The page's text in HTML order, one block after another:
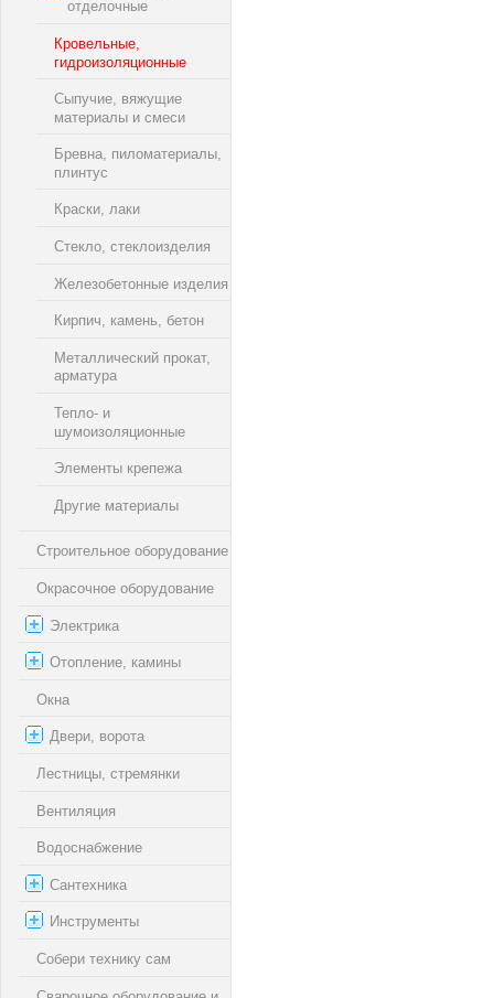
отделочные
Кровельные,
гидроизоляционные
Сыпучие, вяжущие
материалы и смеси
Бревна, пиломатериалы,
плинтус
Краски, лаки
Стекло, стеклоизделия
Железобетонные изделия
Кирпич, камень, бетон
Металлический прокат,
арматура
Тепло- и
шумоизоляционные
Элементы крепежа
Другие материалы
Строительное оборудование
Окрасочное оборудование
Электрика
Отопление, камины
Окна
Двери, ворота
Лестницы, стремянки
Вентиляция
Водоснабжение
Сантехника
Инструменты
Собери технику сам